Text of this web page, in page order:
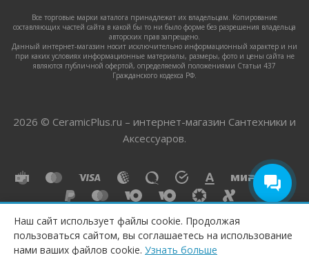
Все торговые марки каталога принадлежат их владельцам. Копирование
составляющих частей сайта в какой бы то ни было форме без разрешения владельца
авторских прав запрещено.
Данный интернет-магазин носит исключительно информационный характер и ни
при каких условиях информационные материалы, размеры, фото и цены сайта не
являются публичной офертой, определяемой положениями Статьи 437
Гражданского кодекса РФ.
2026 © CeramicPlus.ru – интернет-магазин Сантехники и
Аксессуаров.
Наш сайт использует файлы cookie. Продолжая
пользоваться сайтом, вы соглашаетесь на использование
нами ваших файлов cookie. Узнать больше